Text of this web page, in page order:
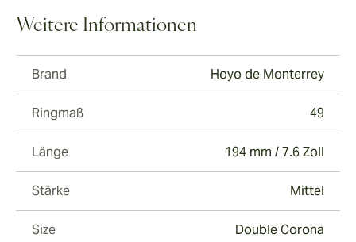
Weitere Informationen
Brand Hoyo de Monterrey
Ringmaß 49
Länge 194 mm / 7.6 Zoll
Stärke Mittel
Size Double Corona